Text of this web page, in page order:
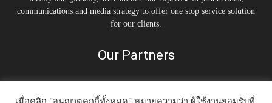
communications and media strategy to offer one stop service solution
for our clients.
Our Partners